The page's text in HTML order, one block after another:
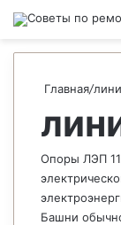
Главная/
Опоры ЛЭП
Башни